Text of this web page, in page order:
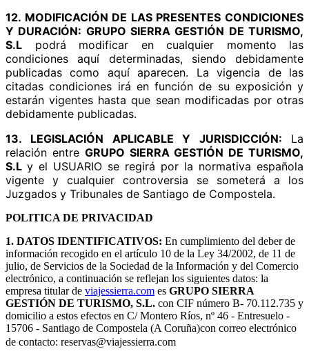
12. MODIFICACIÓN DE LAS PRESENTES CONDICIONES
Y DURACIÓN: GRUPO SIERRA GESTIÓN DE TURISMO,
S.L podrá modificar en cualquier momento las
condiciones aquí determinadas, siendo debidamente
publicadas como aquí aparecen. La vigencia de las
citadas condiciones irá en función de su exposición y
estarán vigentes hasta que sean modificadas por otras
debidamente publicadas.
13. LEGISLACIÓN APLICABLE Y JURISDICCIÓN: La
relación entre GRUPO SIERRA GESTIÓN DE TURISMO,
S.L y el USUARIO se regirá por la normativa española
vigente y cualquier controversia se someterá a los
Juzgados y Tribunales de Santiago de Compostela.
POLITICA DE PRIVACIDAD
1. DATOS IDENTIFICATIVOS: En cumplimiento del deber de
información recogido en el artículo 10 de la Ley 34/2002, de 11 de
julio, de Servicios de la Sociedad de la Información y del Comercio
electrónico, a continuación se reflejan los siguientes datos: la
empresa titular de viajessierra.com es GRUPO SIERRA
GESTIÓN DE TURISMO, S.L. con CIF número B- 70.112.735 y
domicilio a estos efectos en C/ Montero Ríos, nº 46 - Entresuelo -
15706 - Santiago de Compostela (A Coruña)con correo electrónico
de contacto: reservas@viajessierra.com